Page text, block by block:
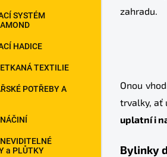
SYSTÉM
HADICE
TEXTILIE
POTŘEBY A
a PLŮTKY
zahradu.
Onou
trvalky, ať
uplatní i
Bylinky